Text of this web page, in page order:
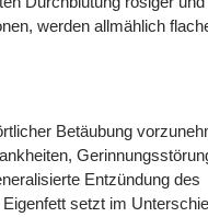
werden allmählich
Betäubung
Entzündung des
setzt im